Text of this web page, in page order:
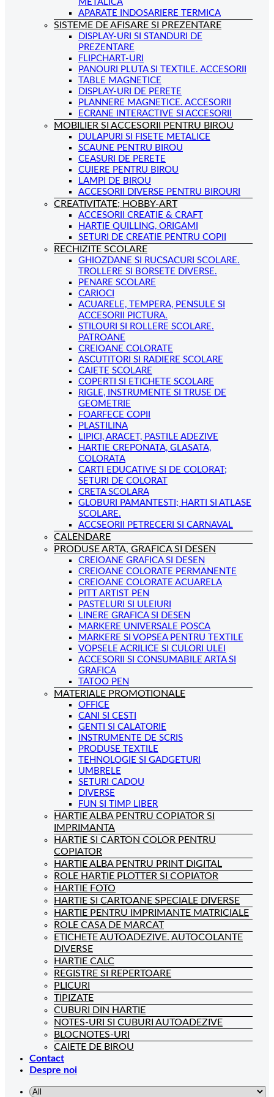
METALICA
APARATE INDOSARIERE TERMICA
SISTEME DE AFISARE SI PREZENTARE
DISPLAY-URI SI STANDURI DE
PREZENTARE
FLIPCHART-URI
PANOURI PLUTA SI TEXTILE. ACCESORII
TABLE MAGNETICE
DISPLAY-URI DE PERETE
PLANNERE MAGNETICE. ACCESORII
ECRANE INTERACTIVE SI ACCESORII
MOBILIER SI ACCESORII PENTRU BIROU
DULAPURI SI FISETE METALICE
SCAUNE PENTRU BIROU
CEASURI DE PERETE
CUIERE PENTRU BIROU
LAMPI DE BIROU
ACCESORII DIVERSE PENTRU BIROURI
CREATIVITATE; HOBBY-ART
ACCESORII CREATIE & CRAFT
HARTIE QUILLING, ORIGAMI
SETURI DE CREATIE PENTRU COPII
RECHIZITE SCOLARE
GHIOZDANE SI RUCSACURI SCOLARE.
TROLLERE SI BORSETE DIVERSE.
PENARE SCOLARE
CARIOCI
ACUARELE, TEMPERA, PENSULE SI
ACCESORII PICTURA.
STILOURI SI ROLLERE SCOLARE.
PATROANE
CREIOANE COLORATE
ASCUTITORI SI RADIERE SCOLARE
CAIETE SCOLARE
COPERTI SI ETICHETE SCOLARE
RIGLE, INSTRUMENTE SI TRUSE DE
GEOMETRIE
FOARFECE COPII
PLASTILINA
LIPICI, ARACET, PASTILE ADEZIVE
HARTIE CREPONATA, GLASATA,
COLORATA
CARTI EDUCATIVE SI DE COLORAT;
SETURI DE COLORAT
CRETA SCOLARA
GLOBURI PAMANTESTI; HARTI SI ATLASE
SCOLARE.
ACCSEORII PETRECERI SI CARNAVAL
CALENDARE
PRODUSE ARTA, GRAFICA SI DESEN
CREIOANE GRAFICA SI DESEN
CREIOANE COLORATE PERMANENTE
CREIOANE COLORATE ACUARELA
PITT ARTIST PEN
PASTELURI SI ULEIURI
LINERE GRAFICA SI DESEN
MARKERE UNIVERSALE POSCA
MARKERE SI VOPSEA PENTRU TEXTILE
VOPSELE ACRILICE SI CULORI ULEI
ACCESORII SI CONSUMABILE ARTA SI
GRAFICA
TATOO PEN
MATERIALE PROMOTIONALE
OFFICE
CANI SI CESTI
GENTI SI CALATORIE
INSTRUMENTE DE SCRIS
PRODUSE TEXTILE
TEHNOLOGIE SI GADGETURI
UMBRELE
SETURI CADOU
DIVERSE
FUN SI TIMP LIBER
HARTIE ALBA PENTRU COPIATOR SI
IMPRIMANTA
HARTIE SI CARTON COLOR PENTRU
COPIATOR
HARTIE ALBA PENTRU PRINT DIGITAL
ROLE HARTIE PLOTTER SI COPIATOR
HARTIE FOTO
HARTIE SI CARTOANE SPECIALE DIVERSE
HARTIE PENTRU IMPRIMANTE MATRICIALE
ROLE CASA DE MARCAT
ETICHETE AUTOADEZIVE. AUTOCOLANTE
DIVERSE
HARTIE CALC
REGISTRE SI REPERTOARE
PLICURI
TIPIZATE
CUBURI DIN HARTIE
NOTES-URI SI CUBURI AUTOADEZIVE
BLOCNOTES-URI
CAIETE DE BIROU
Contact
Despre noi